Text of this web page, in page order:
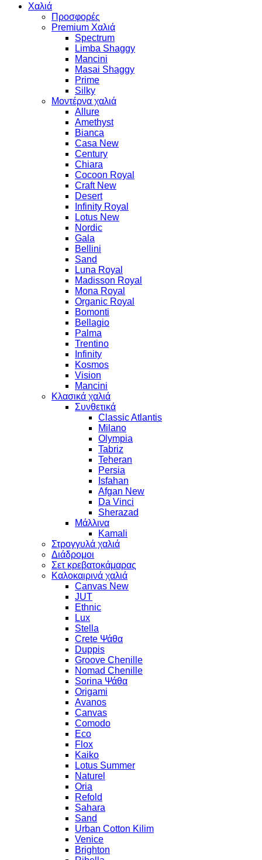
Χαλιά
Προσφορές
Premium Χαλιά
Spectrum
Limba Shaggy
Mancini
Masai Shaggy
Prime
Silky
Μοντέρνα χαλιά
Allure
Amethyst
Bianca
Casa New
Century
Chiara
Cocoon Royal
Craft New
Desert
Infinity Royal
Lotus New
Nordic
Gala
Bellini
Sand
Luna Royal
Madisson Royal
Mona Royal
Organic Royal
Bomonti
Bellagio
Palma
Trentino
Infinity
Kosmos
Vision
Mancini
Κλασικά χαλιά
Συνθετικά
Classic Atlantis
Milano
Olympia
Tabriz
Teheran
Persia
Isfahan
Afgan New
Da Vinci
Sherazad
Μάλλινα
Kamali
Στρογγυλά χαλιά
Διάδρομοι
Σετ κρεβατοκάμαρας
Καλοκαιρινά χαλιά
Canvas New
JUT
Ethnic
Lux
Stella
Crete Ψάθα
Duppis
Groove Chenille
Nomad Chenille
Sorina Ψάθα
Origami
Avanos
Canvas
Comodo
Eco
Flox
Kaiko
Lotus Summer
Naturel
Oria
Refold
Sahara
Sand
Urban Cotton Kilim
Venice
Brighton